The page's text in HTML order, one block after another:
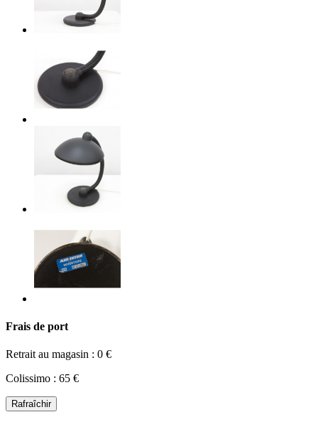
Frais de port
Retrait au magasin : 0 €
Colissimo : 65 €